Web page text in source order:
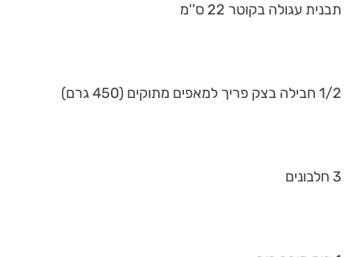
תבנית עגולה בקוטר 22 ס''מ
1/2 חבילה בצק פריך למאפים מתוקים (450 גרם)
3 חלבונים